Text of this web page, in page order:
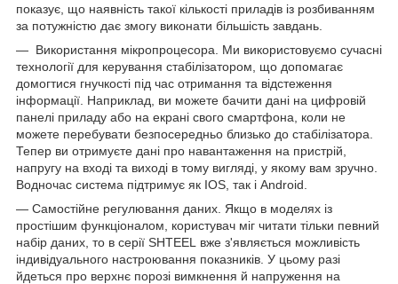
показує, що наявність такої кількості приладів із розбиванням
за потужністю дає змогу виконати більшість завдань.
— Використання мікропроцесора. Ми використовуємо сучасні
технології для керування стабілізатором, що допомагає
домогтися гнучкості під час отримання та відстеження
інформації. Наприклад, ви можете бачити дані на цифровій
панелі приладу або на екрані свого смартфона, коли не
можете перебувати безпосередньо близько до стабілізатора.
Тепер ви отримуєте дані про навантаження на пристрій,
напругу на вході та виході в тому вигляді, у якому вам зручно.
Водночас система підтримує як IOS, так і Android.
— Самостійне регулювання даних. Якщо в моделях із
простішим функціоналом, користувач міг читати тільки певний
набір даних, то в серії SHTEEL вже з'являється можливість
індивідуального настроювання показників. У цьому разі
йдеться про верхнє порозі вимкнення й напруження на